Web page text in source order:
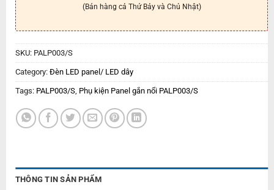
(Bán hàng cả Thứ Bảy và Chủ Nhật)
SKU: PALP003/S
Category: Đèn LED panel/ LED dây
Tags: PALP003/S, Phụ kiện Panel gắn nổi PALP003/S
THÔNG TIN SẢN PHẨM